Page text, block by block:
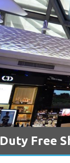
Duty Free